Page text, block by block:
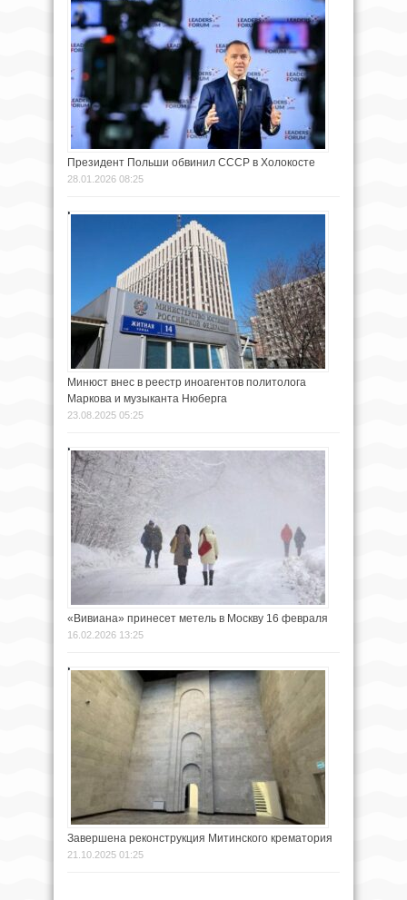
Президент Польши обвинил СССР в Холокосте
28.01.2026 08:25
Минюст внес в реестр иноагентов политолога
Маркова и музыканта Нюберга
23.08.2025 05:25
«Вивиана» принесет метель в Москву 16 февраля
16.02.2026 13:25
Завершена реконструкция Митинского крематория
21.10.2025 01:25